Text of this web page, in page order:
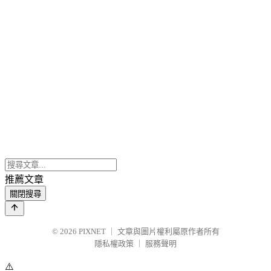
推薦文章
關閉搜尋
© 2026 PIXNET
文章與圖片權利屬原作者所有
隱私權政策
服務聲明
⚠️